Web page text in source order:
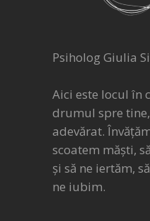
Psiholog Giulia
Aici este locul în
drumul spre tine,
adevărat.
scoatem măști,
și să ne iertăm,
ne iubim.